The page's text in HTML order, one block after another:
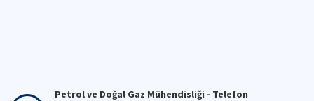
Petrol ve Doğal Gaz Mühendisliği - Telefon